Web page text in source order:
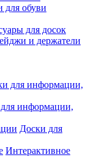
обуви
для досок
и держатели
информации,
Доски для
Интерактивное